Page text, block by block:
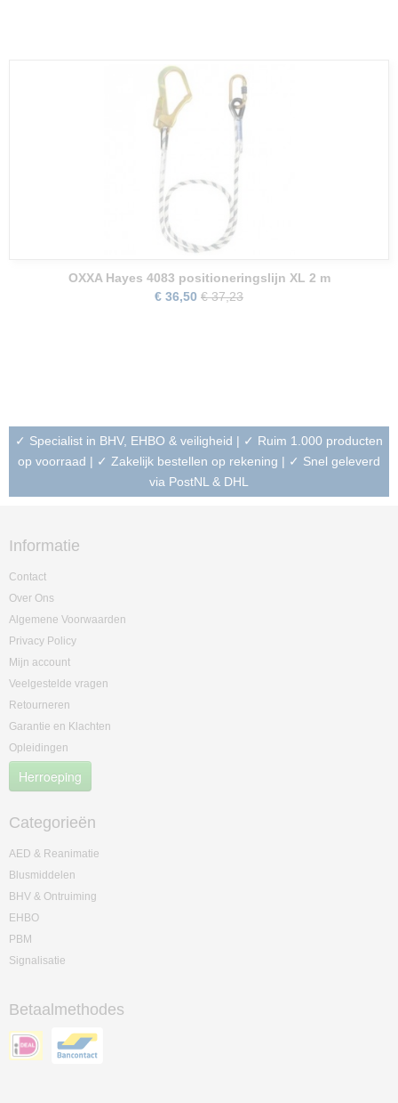
OXXA Hayes 4083 positioneringslijn XL 2 m
€ 36,50 € 37,23
✓ Specialist in BHV, EHBO & veiligheid | ✓ Ruim 1.000 producten
op voorraad | ✓ Zakelijk bestellen op rekening | ✓ Snel geleverd
via PostNL & DHL
Informatie
Contact
Over Ons
Algemene Voorwaarden
Privacy Policy
Mijn account
Veelgestelde vragen
Retourneren
Garantie en Klachten
Opleidingen
Herroeping
Categorieën
AED & Reanimatie
Blusmiddelen
BHV & Ontruiming
EHBO
PBM
Signalisatie
Betaalmethodes